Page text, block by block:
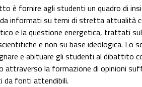
è fornire agli studenti un quadro di
informati su temi di stretta attualità
e la questione energetica, trattati
e non su base ideologica. Lo
e abituare gli studenti al dibattito
attraverso la formazione di opinioni
fonti attendibili.